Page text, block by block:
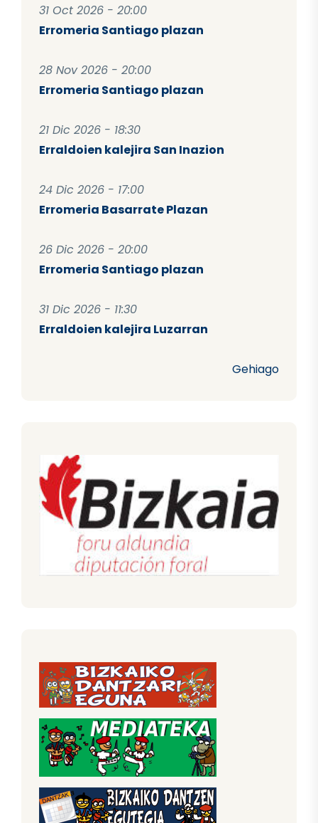
31 Oct 2026 - 20:00
Erromeria Santiago plazan
28 Nov 2026 - 20:00
Erromeria Santiago plazan
21 Dic 2026 - 18:30
Erraldoien kalejira San Inazion
24 Dic 2026 - 17:00
Erromeria Basarrate Plazan
26 Dic 2026 - 20:00
Erromeria Santiago plazan
31 Dic 2026 - 11:30
Erraldoien kalejira Luzarran
Gehiago